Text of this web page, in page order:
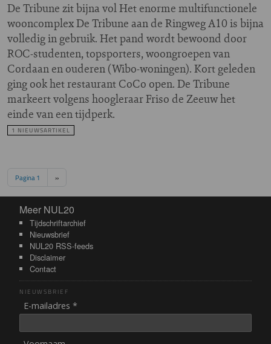
De Tribune zit bijna vol Het enorme multifunctionele
wooncomplex De Tribune aan de Ringweg A10 is bijna
volledig in gebruik. Het pand wordt bewoond door
ROC-studenten, topsporters, woongroepen van
Cordaan en ouderen (Wibo-woningen). Kort geleden
ging ook het restaurant CoCo open. De Tribune
markeert volgens hoogleraar Friso de Zeeuw het
einde van een tijdperk.
1 NIEUWSARTIKEL
Paginering
Pagina 1 Volgende pagina
››
Meer NUL20
Meer NUL20
Tijdschriftarchief
Nieuwsbrief
NUL20 RSS-feeds
Disclaimer
Contact
NIEUWSBRIEF
E-mailadres *